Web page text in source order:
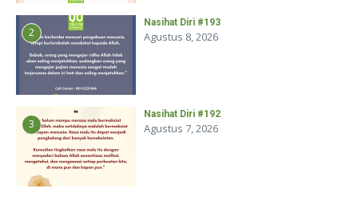
2
Nasihat Diri #193
Agustus 8, 2026
3
Nasihat Diri #192
Agustus 7, 2026